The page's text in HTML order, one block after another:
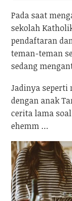
Pada saat
sekolah
pendaftaran
teman-teman
sedang
Jadinya seperti
dengan anak
cerita lama
ehemm …